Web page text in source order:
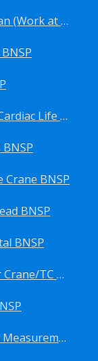
Sertifikasi Bekerja pada Ketinggian (Work at Height)-Pekerja/Standby Person (TKBT-TK2) BNSP
Sertifikasi BTCLS (Basic Trauma Cardiac Life Support) BNSP
BNSP
BNSP
BNSP
Sertifikasi Crane Operator Tower Crane/TC BNSP
Sertifikasi Custody Transfer,Flow Measurement&Flow Meter (Harga Khusus) BNSP